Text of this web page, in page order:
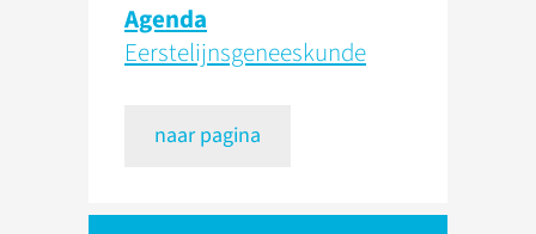
Agenda
Eerstelijns­geneeskunde
naar pagina